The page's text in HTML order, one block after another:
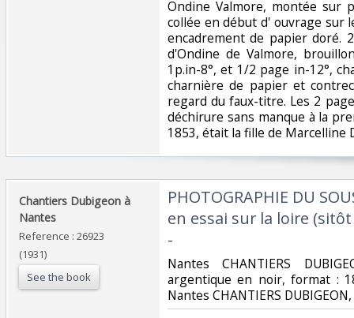
Ondine Valmore, montée sur
collée en début d' ouvrage sur
encadrement de papier doré.
d'Ondine de Valmore,
1p.in-8°, et 1/2 page in-12°,
charnière de papier et
regard du faux-titre. Les 2
déchirure sans manque à la
1853, était la fille de Marcelline
‎Chantiers Dubigeon à
Nantes‎
Reference : 26923
(1931)
See the book
‎PHOTOGRAPHIE DU
en essai sur la loire
-‎
‎Nantes CHANTIERS
argentique en noir, format :
Nantes CHANTIERS DUBIGEON,‎